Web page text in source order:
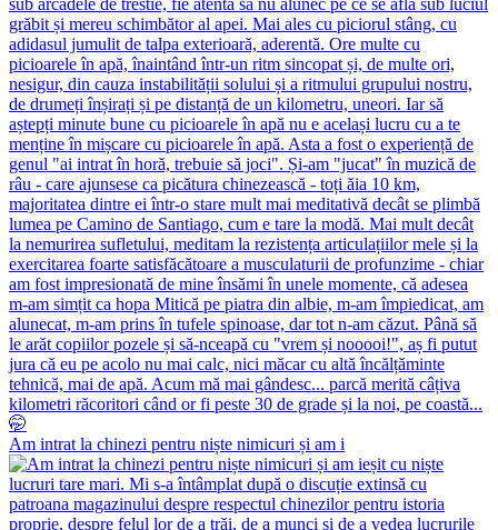
Am intrat la chinezi pentru niște nimicuri și am i